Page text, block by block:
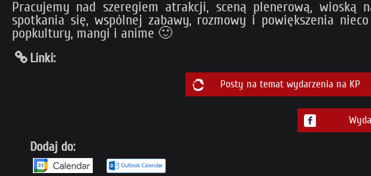
Pracujemy nad szeregiem atrakcji, sceną plenerową, wioską
spotkania się, wspólnej zabawy, rozmowy i powiększenia
popkultury, mangi i anime 🙂
Linki:
Posty na temat wydarzenia na KP
Dodaj do: